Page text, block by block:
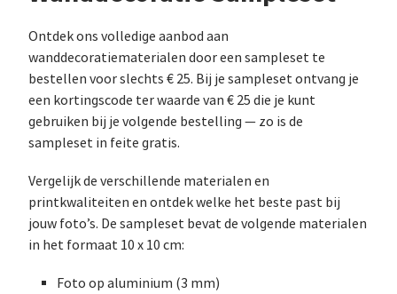
Ontdek ons volledige aanbod aan
wanddecoratiematerialen door een sampleset te
bestellen voor slechts € 25. Bij je sampleset ontvang je
een kortingscode ter waarde van € 25 die je kunt
gebruiken bij je volgende bestelling — zo is de
sampleset in feite gratis.
Vergelijk de verschillende materialen en
printkwaliteiten en ontdek welke het beste past bij
jouw foto’s. De sampleset bevat de volgende materialen
in het formaat 10 x 10 cm:
Foto op aluminium (3 mm)